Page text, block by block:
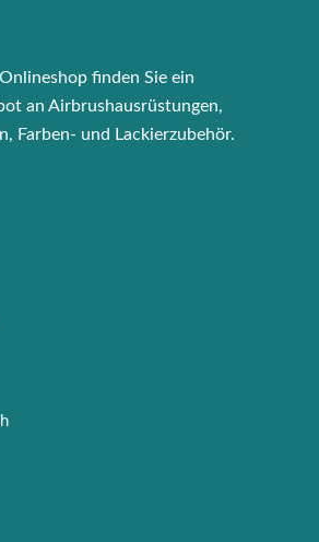
finden Sie ein
an Airbrushausrüstungen,
Farben- und Lackierzubehör.